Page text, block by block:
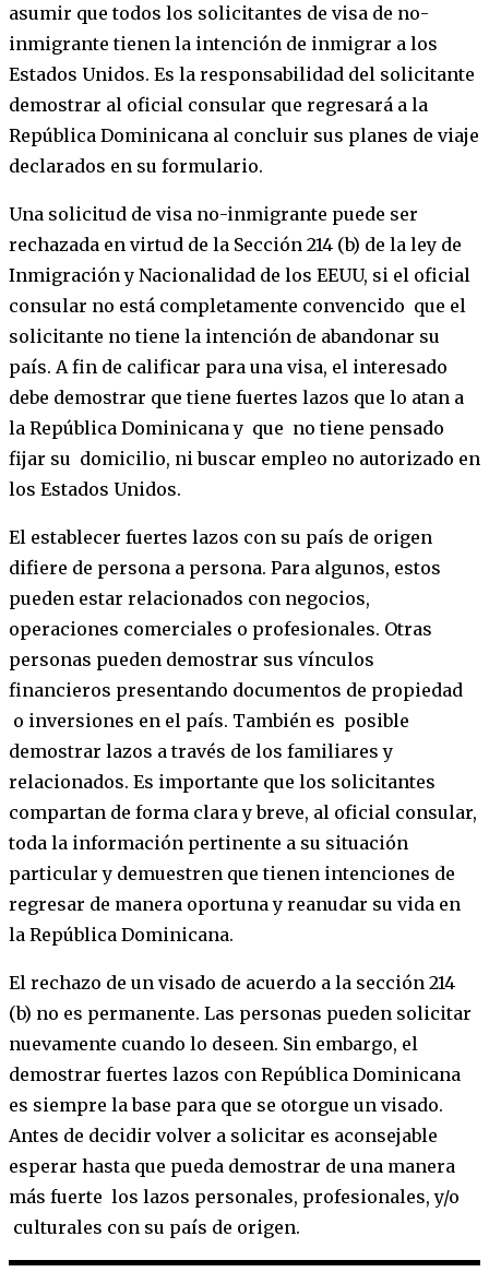
asumir que todos los solicitantes de visa de no-
inmigrante tienen la intención de inmigrar a los
Estados Unidos. Es la responsabilidad del solicitante
demostrar al oficial consular que regresará a la
República Dominicana al concluir sus planes de viaje
declarados en su formulario.
Una solicitud de visa no-inmigrante puede ser
rechazada en virtud de la Sección 214 (b) de la ley de
Inmigración y Nacionalidad de los EEUU, si el oficial
consular no está completamente convencido que el
solicitante no tiene la intención de abandonar su
país. A fin de calificar para una visa, el interesado
debe demostrar que tiene fuertes lazos que lo atan a
la República Dominicana y que no tiene pensado
fijar su domicilio, ni buscar empleo no autorizado en
los Estados Unidos.
El establecer fuertes lazos con su país de origen
difiere de persona a persona. Para algunos, estos
pueden estar relacionados con negocios,
operaciones comerciales o profesionales. Otras
personas pueden demostrar sus vínculos
financieros presentando documentos de propiedad
o inversiones en el país. También es posible
demostrar lazos a través de los familiares y
relacionados. Es importante que los solicitantes
compartan de forma clara y breve, al oficial consular,
toda la información pertinente a su situación
particular y demuestren que tienen intenciones de
regresar de manera oportuna y reanudar su vida en
la República Dominicana.
El rechazo de un visado de acuerdo a la sección 214
(b) no es permanente. Las personas pueden solicitar
nuevamente cuando lo deseen. Sin embargo, el
demostrar fuertes lazos con República Dominicana
es siempre la base para que se otorgue un visado.
Antes de decidir volver a solicitar es aconsejable
esperar hasta que pueda demostrar de una manera
más fuerte los lazos personales, profesionales, y/o
culturales con su país de origen.